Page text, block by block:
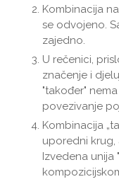
Kombinacija
se odvojeno.
zajedno.
U rečenici,
značenje i
"također"
povezivanje
Kombinacija
uporedni krug,
Izvedena unija